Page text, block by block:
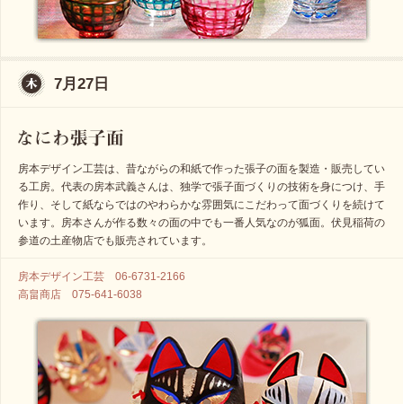
7月27日
房本デザイン工芸は、昔ながらの和紙で作った張子の面を製造・販売してい
る工房。代表の房本武義さんは、独学で張子面づくりの技術を身につけ、手
作り、そして紙ならではのやわらかな雰囲気にこだわって面づくりを続けて
います。房本さんが作る数々の面の中でも一番人気なのが狐面。伏見稲荷の
参道の土産物店でも販売されています。
房本デザイン工芸 06-6731-2166
高畠商店 075-641-6038